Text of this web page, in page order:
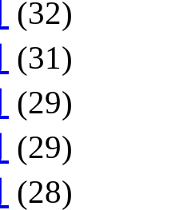
(32)
(31)
(29)
(29)
(28)